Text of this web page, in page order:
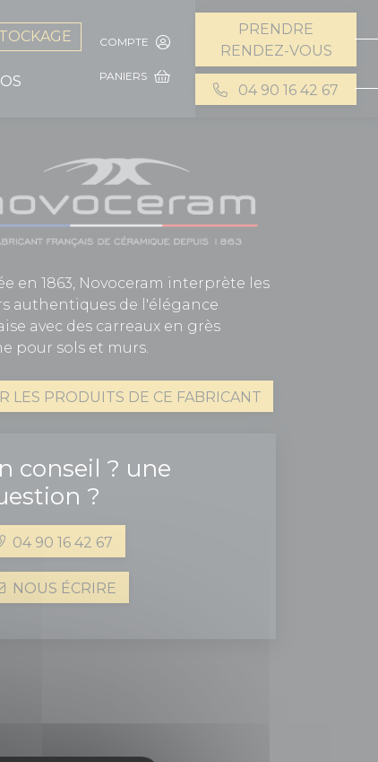
COMPTE
PANIERS
PRENDRE
RENDEZ-VOUS
04 90 16 42 67
en 1863, Novoceram interprète les
authentiques de l'élégance
avec des carreaux en grès
pour sols et murs.
LES PRODUITS DE CE FABRICANT
conseil ? une
?
04 90 16 42 67
NOUS ÉCRIRE